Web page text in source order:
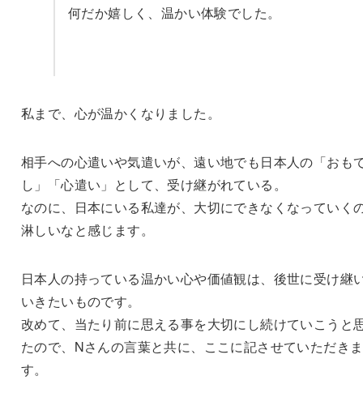
何だか嬉しく、温かい体験でした。
私まで、心が温かくなりました。
相手への心遣いや気遣いが、遠い地でも日本人の「おも
し」「心遣い」として、受け継がれている。
なのに、日本にいる私達が、大切にできなくなっていく
淋しいなと感じます。
日本人の持っている温かい心や価値観は、後世に受け継
いきたいものです。
改めて、当たり前に思える事を大切にし続けていこうと
たので、Nさんの言葉と共に、ここに記させていただきま
す。